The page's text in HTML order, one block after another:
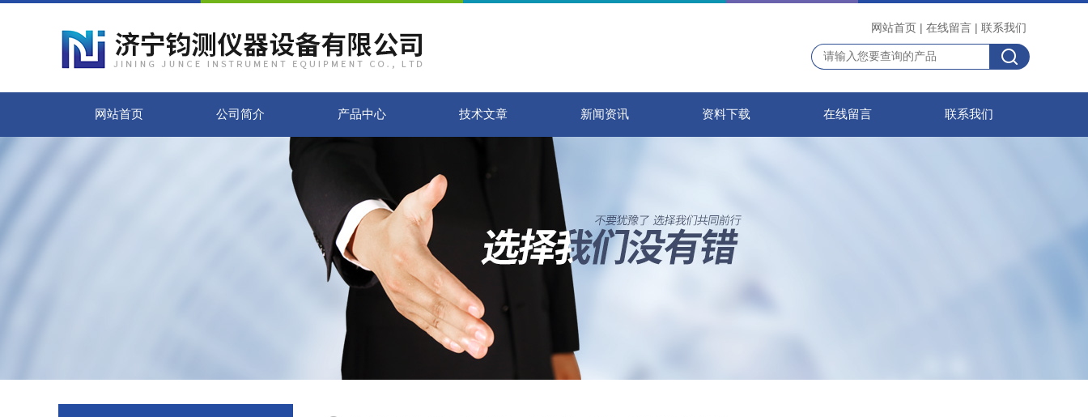
网站首页 | 在线留言 | 联系我们
网站首页 公司简介 产品中心 技术文章 新闻资讯 资料下载 在线留言 联系我们